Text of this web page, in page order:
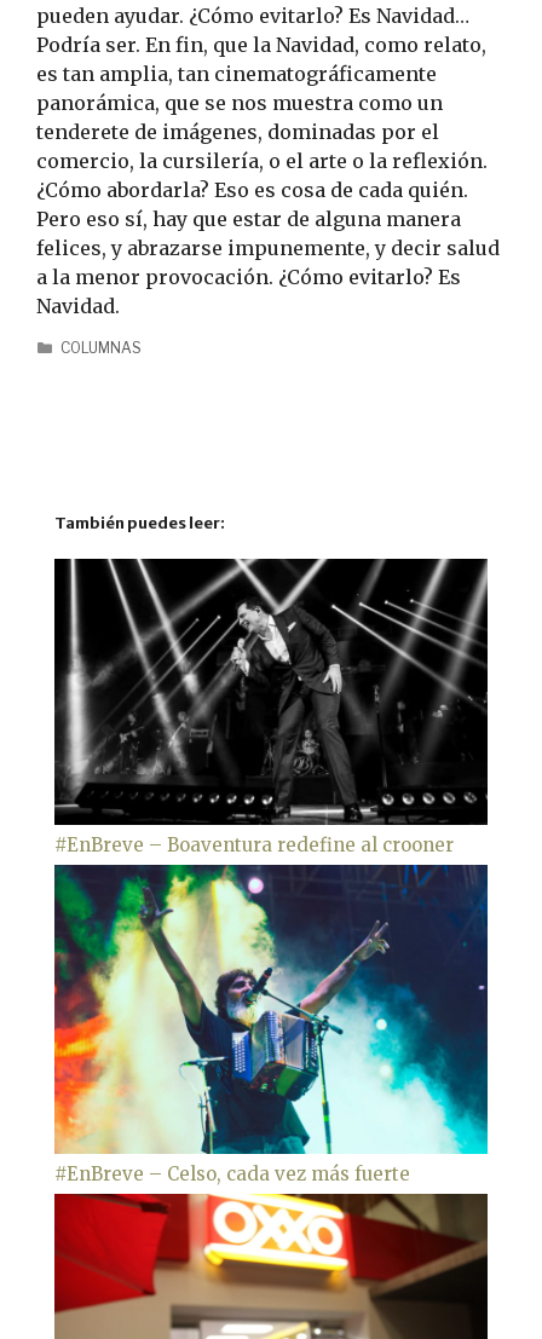
pueden ayudar. ¿Cómo evitarlo? Es Navidad…
Podría ser. En fin, que la Navidad, como relato,
es tan amplia, tan cinematográficamente
panorámica, que se nos muestra como un
tenderete de imágenes, dominadas por el
comercio, la cursilería, o el arte o la reflexión.
¿Cómo abordarla? Eso es cosa de cada quién.
Pero eso sí, hay que estar de alguna manera
felices, y abrazarse impunemente, y decir salud
a la menor provocación. ¿Cómo evitarlo? Es
Navidad.
COLUMNAS
También puedes leer:
#EnBreve – Boaventura redefine al crooner
#EnBreve – Celso, cada vez más fuerte